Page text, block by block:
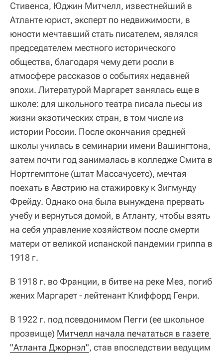
Стивенса, Юджин Митчелл, известнейший в
Атланте юрист, эксперт по недвижимости, в
юности мечтавший стать писателем, являлся
председателем местного исторического
общества, благодаря чему дети росли в
атмосфере рассказов о событиях недавней
эпохи. Литературой Маргарет занялась еще в
школе: для школьного театра писала пьесы из
жизни экзотических стран, в том числе из
истории России. После окончания средней
школы училась в семинарии имени Вашингтона,
затем почти год занималась в колледже Смита в
Нортгемптоне (штат Массачусетс), мечтая
поехать в Австрию на стажировку к Зигмунду
Фрейду. Однако она была вынуждена прервать
учебу и вернуться домой, в Атланту, чтобы взять
на себя управление хозяйством после смерти
матери от великой испанской пандемии гриппа в
1918 г.
В 1918 г. во Франции, в битве на реке Мез, погиб
жених Маргарет - лейтенант Клиффорд Генри.
В 1922 г. под псевдонимом Пегги (ее школьное
прозвище) Митчелл начала печататься в газете
"Атланта Джорнэл", став впоследствии ведущим